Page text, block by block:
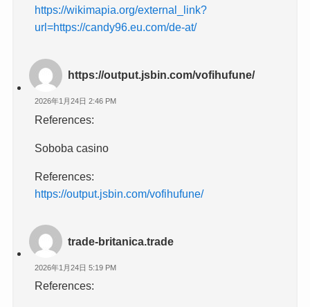
https://wikimapia.org/external_link?
url=https://candy96.eu.com/de-at/
https://output.jsbin.com/vofihufune/
2026年1月24日 2:46 PM
References:
Soboba casino
References:
https://output.jsbin.com/vofihufune/
trade-britanica.trade
2026年1月24日 5:19 PM
References: